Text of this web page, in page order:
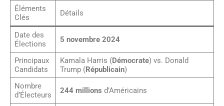
Éléments
Clés
Détails
Date des
Élections
5 novembre 2024
Principaux
Candidats
Kamala Harris (Démocrate) vs. Donald
Trump (Républicain)
Nombre
d’Électeurs
244 millions d’Américains